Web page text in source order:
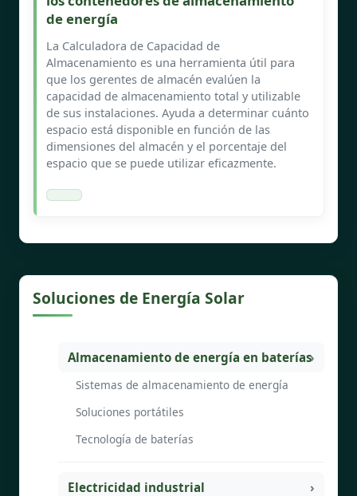
de energía
La Calculadora de Capacidad de
Almacenamiento es una herramienta útil para
que los gerentes de almacén evalúen la
capacidad de almacenamiento total y utilizable
de sus instalaciones. Ayuda a determinar cuánto
espacio está disponible en función de las
dimensiones del almacén y el porcentaje del
espacio que se puede utilizar eficazmente.
Soluciones de Energía Solar
Almacenamiento de energía en baterías
Sistemas de almacenamiento de energía
Soluciones portátiles
Tecnología de baterías
Electricidad industrial